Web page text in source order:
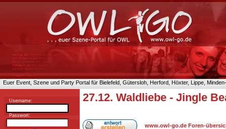
Euer Event, Szene und Party Portal für Bielefeld, Gütersloh, Herford, Höxter, Lippe,
Username:
Passwort:
27.12. Waldliebe - Jingle
www.owl-go.de Foren-